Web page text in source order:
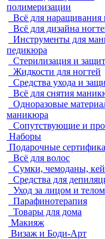
полимеризации
Всё для наращивания
Всё для дизайна
Инструменты для
педикюра
Стерилизация и
Жидкости для ногтей
Средства ухода и
Всё для снятия
Одноразовые
маникюра
Сопутствующие и
Наборы
Подарочные
Всё для волос
Сумки, чемоданы,
Средства для
Уход за лицом и телом
Парафинотерапия
Товары для дома
Макияж
Визаж и Боди-Арт